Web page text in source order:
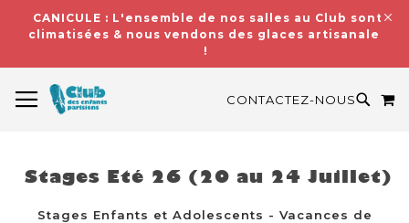
CANICULE : L'ensemble de nos salles au Club sont
climatisées & nous vendons des glaces artisanales
!
CONTACTEZ-NOUS
Stages Eté 26 (20 au 24 Juillet)
Stages Enfants et Adolescents - Vacances de